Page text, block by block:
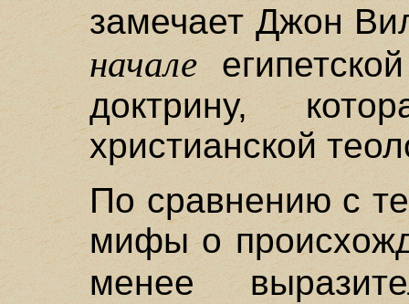
замечает Джон
начале
доктрину,
христианской
По сравнению с
мифы о
менее